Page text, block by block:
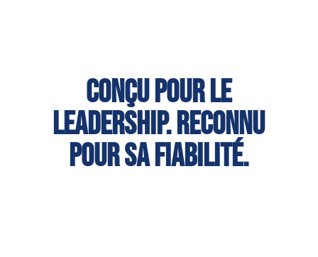
Conçu pour le
leadership. Reconnu
pour sa fiabilité.